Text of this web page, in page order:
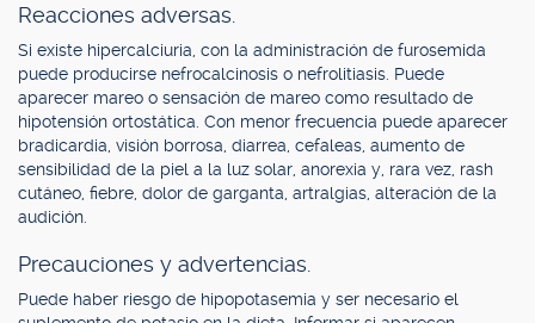
Reacciones adversas.
Si existe hipercalciuria, con la administración de furosemida
puede producirse nefrocalcinosis o nefrolitiasis. Puede
aparecer mareo o sensación de mareo como resultado de
hipotensión ortostática. Con menor frecuencia puede aparecer
bradicardia, visión borrosa, diarrea, cefaleas, aumento de
sensibilidad de la piel a la luz solar, anorexia y, rara vez, rash
cutáneo, fiebre, dolor de garganta, artralgias, alteración de la
audición.
Precauciones y advertencias.
Puede haber riesgo de hipopotasemia y ser necesario el